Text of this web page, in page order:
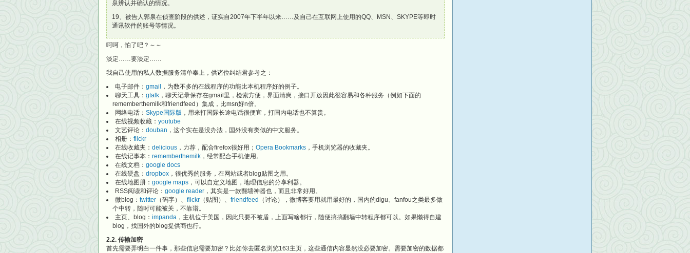
泉辨认并确认的情况。
19、被告人郭泉在侦查阶段的供述，证实自2007年下半年以来……及自己在互联网上使用的QQ、MSN、SKYPE等即时
通讯软件的账号等情况。
呵呵，怕了吧？～～
淡定……要淡定……
我自己使用的私人数据服务清单奉上，供诸位纠结君参考之：
电子邮件： gmail
，为数不多的在线程序的功能比本机程序好的例子。
聊天工具： gtalk ，聊天记录保存在gmail里，检索方便，界面清爽，接口开放因此很容易和各种服务（例如下面的
rememberthemilk和friendfeed）集成，比msn好n倍。
网络电话： Skype国际版 ，用来打国际长途电话很便宜，打国内电话也不算贵。
在线视频收藏： youtube
文艺评论： douban ，这个实在是没办法，国外没有类似的中文服务。
相册： flickr
在线收藏夹： delicious ，力荐，配合firefox很好用； Opera Bookmarks ，手机浏览器的收藏夹。
在线记事本： rememberthemilk ，经常配合手机使用。
在线文档： google docs
在线硬盘： dropbox ，很优秀的服务，在网站或者blog贴图之用。
在线地图册： google maps ，可以自定义地图，地理信息的分享利器。
RSS阅读和评论： google reader ，其实是一款翻墙神器也，而且非常好用。
微blog： twitter （码字）、 flickr （贴图）、 friendfeed
（讨论），微博客要用就用最好的，国内的digu、fanfou之类最多做
个中转，随时可能被关，不靠谱。
主页、blog： impanda ，主机位于美国，因此只要不被盾，上面写啥都行，随便搞搞翻墙中转程序都可以。如果懒得自建
blog，找国外的blog提供商也行。
2.2. 传输加密
首先需要弄明白一件事，那些信息需要加密？比如你去匿名浏览163主页，这些通信内容显然没必要加密。需要加密的数据都